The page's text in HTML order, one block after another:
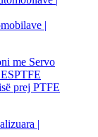
|
prej PTFE